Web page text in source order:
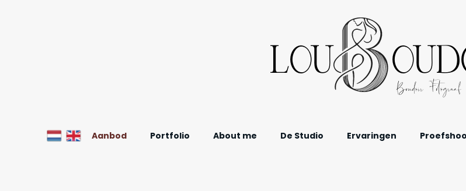
Aanbod Portfolio About me De Studio Ervaringen
LOU
Boudoir Fotograaf